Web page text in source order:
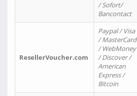
/ Sofort/
Bancontact
ResellerVoucher.com
Paypal / Visa
/ MasterCard
/ WebMoney
/ Discover /
American
Express /
Bitcoin